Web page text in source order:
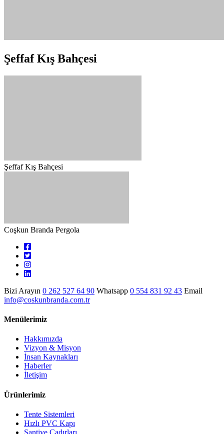
Şeffaf Kış Bahçesi
Şeffaf Kış Bahçesi
Coşkun Branda Pergola
Bizi Arayın 0 262 527 64 90 Whatsapp 0 554 831 92 43 Email
info@coskunbranda.com.tr
Menülerimiz
Hakkımızda
Vizyon & Misyon
İnsan Kaynakları
Haberler
İletişim
Ürünlerimiz
Tente Sistemleri
Hızlı PVC Kapı
Şantiye Çadırları